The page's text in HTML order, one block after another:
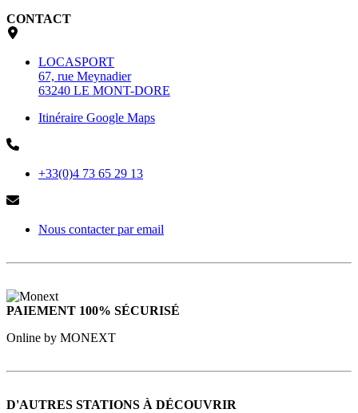
CONTACT
LOCASPORT
67, rue Meynadier
63240 LE MONT-DORE
Itinéraire Google Maps
+33(0)4 73 65 29 13
Nous contacter par email
PAIEMENT 100% SÉCURISÉ
Online by MONEXT
D'AUTRES STATIONS À DÉCOUVRIR